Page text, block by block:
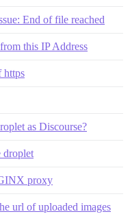
End of file reached
this IP Address
https
as Discourse?
droplet
proxy
url of uploaded images